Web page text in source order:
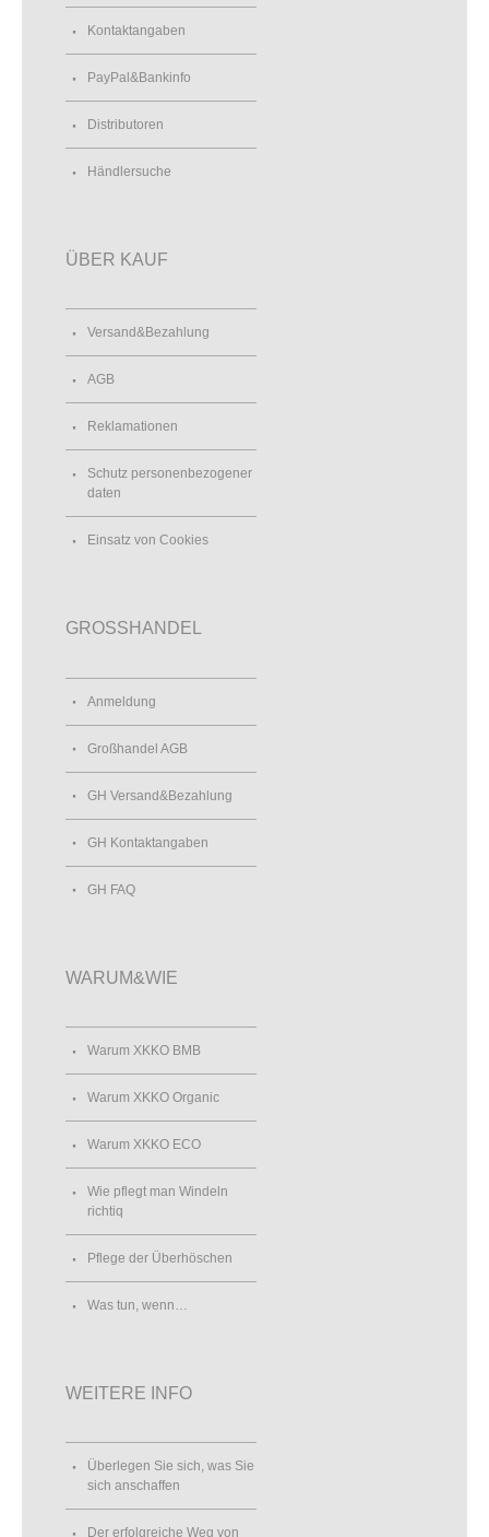
Kontaktangaben
PayPal&Bankinfo
Distributoren
Händlersuche
ÜBER KAUF
Versand&Bezahlung
AGB
Reklamationen
Schutz personenbezogener
daten
Einsatz von Cookies
GROSSHANDEL
Anmeldung
Großhandel AGB
GH Versand&Bezahlung
GH Kontaktangaben
GH FAQ
WARUM&WIE
Warum XKKO BMB
Warum XKKO Organic
Warum XKKO ECO
Wie pflegt man Windeln
richtiq
Pflege der Überhöschen
Was tun, wenn…
WEITERE INFO
Überlegen Sie sich, was Sie
sich anschaffen
Der erfolgreiche Weg von